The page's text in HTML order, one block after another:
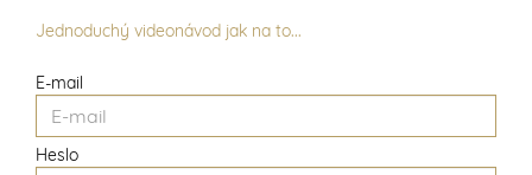
E-mail
Heslo
Jednoduchý videonávod jak na to...